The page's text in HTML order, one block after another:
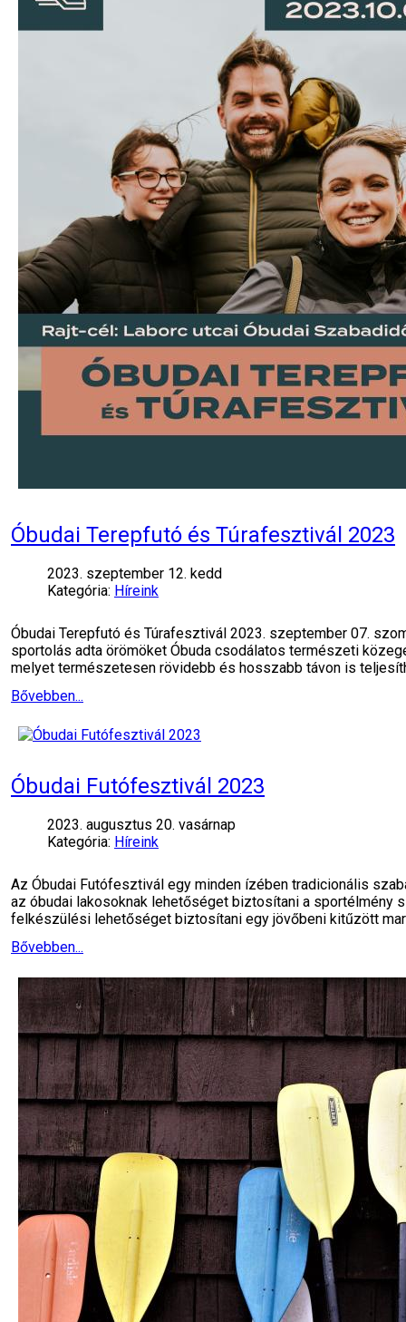
Óbudai Terepfutó és Túrafesztivál 2023
2023. szeptember 12. kedd
Kategória: Híreink
Óbudai Terepfutó és Túrafesztivál 2023. szeptember 07.
sportolás adta örömöket Óbuda csodálatos természeti
melyet természetesen rövidebb és hosszabb távon is
Bővebben...
Óbudai Futófesztivál 2023
2023. augusztus 20. vasárnap
Kategória: Híreink
Az Óbudai Futófesztivál egy minden ízében tradicionális
az óbudai lakosoknak lehetőséget biztosítani a sportélmény
felkészülési lehetőséget biztosítani egy jövőbeni kitűzött
Bővebben...